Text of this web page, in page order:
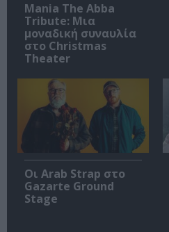
Mania The Abba
Tribute: Μια
μοναδική συναυλία
στο Christmas
Theater
Οι Arab Strap στο
Gazarte Ground
Stage